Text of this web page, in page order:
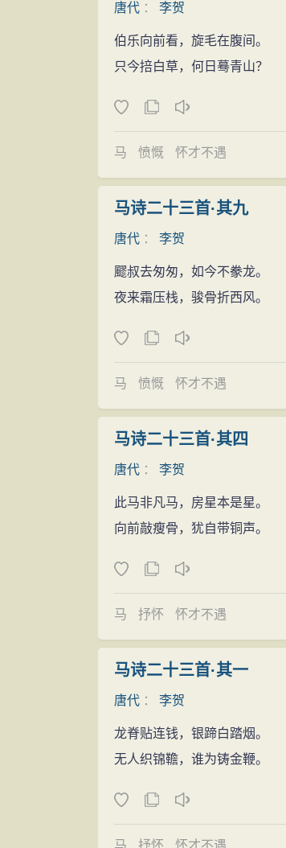
相随，背一破锦囊。李贺有
已尔”。死前曾以诗分为四编
念，传说李贺临死时，见天
及第，赠补阙、拾遗官职。但
阳，韩愈、皇甫湜到访慰藉
宅院中，与前辈话别，作《仁
元和五年（810年），这一
宗室的后裔，又有韩愈为之
许多事情，结交了一批志同
作了一系列反映现实、鞭挞
领域，在诗歌创作上大获丰
就产生在这一时期。他在中唐
首作品奠定的。
年）春告病回昌谷休养了一
功，但结果大约也不妙。“九
西进长安。元和九年（814
河阳，入太行，过长平、高
个年头的幕僚，为昭义军节度
扈，分裂势力猖獗，郗士美讨
得强撑病躯，回到昌谷故居，
唐代 ： 李贺
伯乐向前看，旋毛在腹间。
只今掊白草，何日蓦青山？
马 愤慨 怀才不遇
马诗二十三首·其九
唐代 ： 李贺
飂叔去匆匆，如今不豢龙。
夜来霜压栈，骏骨折西风。
马 愤慨 怀才不遇
马诗二十三首·其四
唐代 ： 李贺
此马非凡马，房星本是星。
向前敲瘦骨，犹自带铜声。
马 抒怀 怀才不遇
马诗二十三首·其一
唐代 ： 李贺
龙脊贴连钱，银蹄白踏烟。
无人织锦韂，谁为铸金鞭。
马 抒怀 怀才不遇